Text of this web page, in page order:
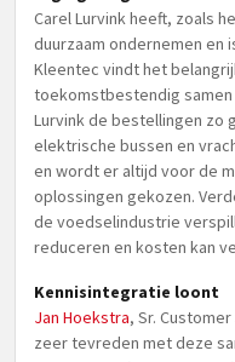
Carel Lurvink heeft, zoals
duurzaam ondernemen en
Kleentec vindt het
toekomstbestendig
Lurvink de bestellingen zo
elektrische bussen en
en wordt er altijd voor de
oplossingen gekozen.
de voedselindustrie
reduceren en kosten kan
Kennisintegratie loont
Jan Hoekstra, Sr.
zeer tevreden met deze